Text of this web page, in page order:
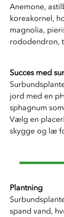
Anemone,
koreakornel,
magnolia,
rododendron,
Succes med
jord med en
sphagnum
Vælg en
skygge og læ
Plantning
spand vand,